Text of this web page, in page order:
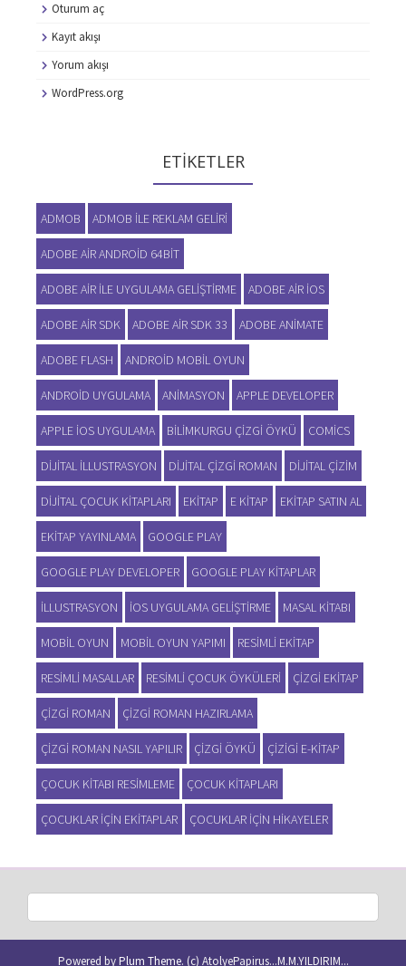
Oturum aç
Kayıt akışı
Yorum akışı
WordPress.org
ETIKETLER
ADMOB ADMOB ILE REKLAM GELIRI
ADOBE AIR ANDROID 64BIT
ADOBE AIR ILE UYGULAMA GELIŞTIRME ADOBE AIR IOS
ADOBE AIR SDK ADOBE AIR SDK 33 ADOBE ANIMATE
ADOBE FLASH ANDROID MOBIL OYUN
ANDROID UYGULAMA ANIMASYON APPLE DEVELOPER
APPLE IOS UYGULAMA BILIMKURGU ÇIZGI ÖYKÜ COMICS
DIJITAL ILLUSTRASYON DIJITAL ÇIZGI ROMAN DIJITAL ÇIZIM
DIJITAL ÇOCUK KITAPLARI EKITAP E KITAP EKITAP SATIN AL
EKITAP YAYINLAMA GOOGLE PLAY
GOOGLE PLAY DEVELOPER GOOGLE PLAY KITAPLAR
ILLUSTRASYON IOS UYGULAMA GELIŞTIRME MASAL KITABI
MOBIL OYUN MOBIL OYUN YAPIMI RESIMLI EKITAP
RESIMLI MASALLAR RESIMLI ÇOCUK ÖYKÜLERI ÇIZGI EKITAP
ÇIZGI ROMAN ÇIZGI ROMAN HAZIRLAMA
ÇIZGI ROMAN NASIL YAPILIR ÇIZGI ÖYKÜ ÇIZIGI E-KITAP
ÇOCUK KITABI RESIMLEME ÇOCUK KITAPLARI
ÇOCUKLAR IÇIN EKITAPLAR ÇOCUKLAR IÇIN HIKAYELER
Powered byPlum Theme. (c) AtolyePapirus...M.M.YILDIRIM...